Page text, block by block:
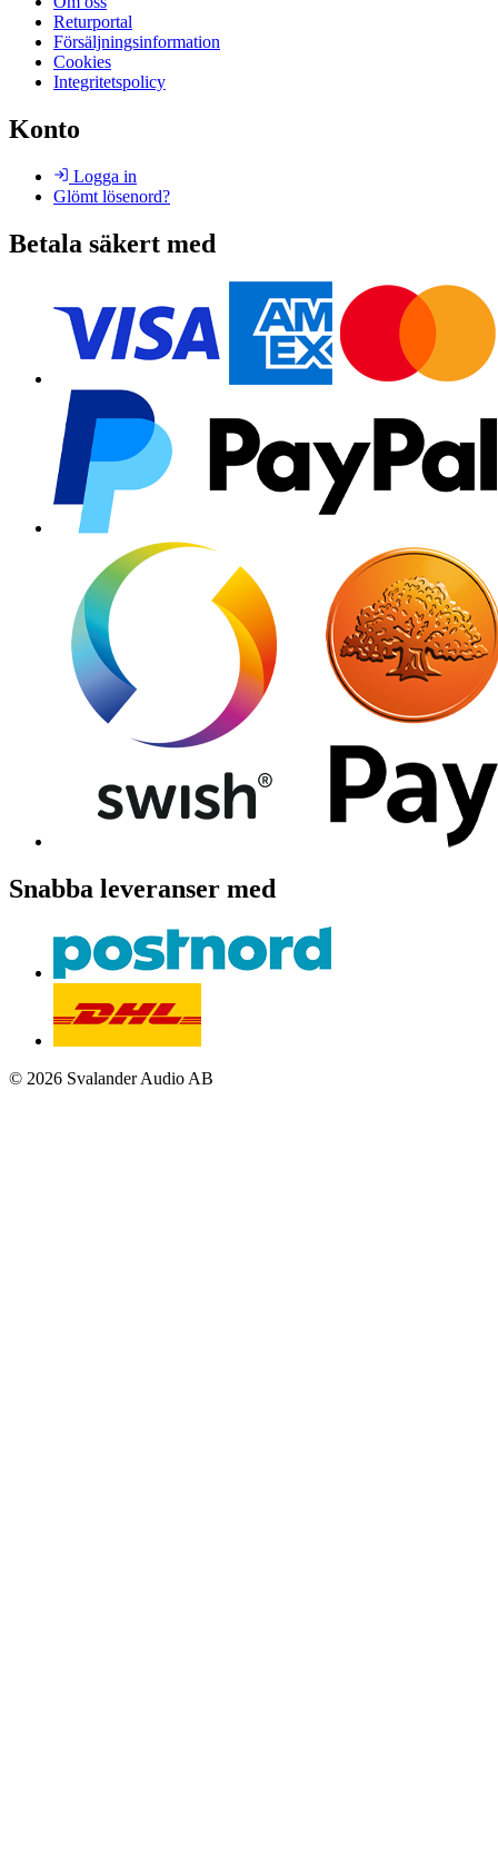
Returportal
Försäljningsinformation
Cookies
Integritetspolicy
Konto
Logga in
Glömt lösenord?
Betala säkert med
Snabba leveranser med
© 2026 Svalander Audio AB